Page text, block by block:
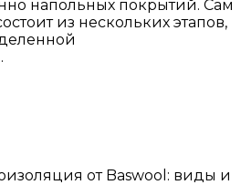
напольных покрытий. Сам
из нескольких этапов,